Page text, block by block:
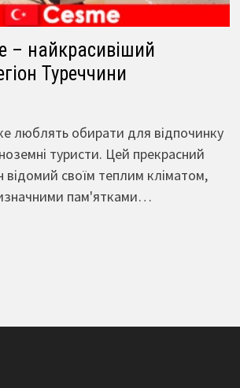
– найкрасивіший
Туреччини
люблять обирати для відпочинку
туристи. Цей прекрасний
відомий своїм теплим кліматом,
пам'ятками…